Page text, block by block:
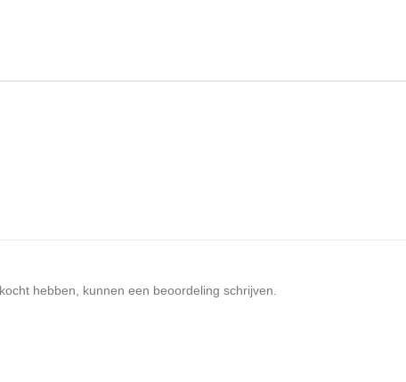
hebben, kunnen een beoordeling schrijven.